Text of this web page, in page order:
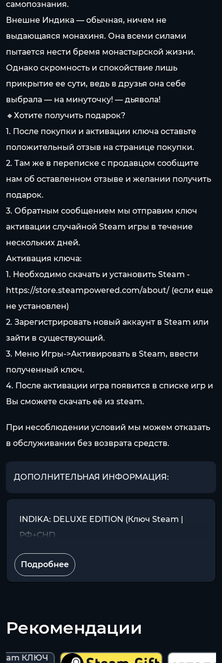
самопознания.
Внешне Индика — обычная, ничем не
выдающаяся монахиня. Она всеми силами
пытается нести бремя монастырской жизни.
Однако скромность и спокойствие лишь
прикрытие ее сути, ведь в друзья она себе
выбрала — на минуточку! — дьявола!
🔸Хотите получить подарок?
1. После покупки и активации ключа оставьте
положительный отзыв на странице покупки.
2. Там же в переписке с продавцом сообщите
нам об оставленном отзыве и желании получить
подарок.
3. Обратным сообщением мы отправим ключ
активации случайной Steam игры в течение
нескольких дней.
Активация ключа:
1. Необходимо скачать и установить Steam -
https://store.steampowered.com/about/ (если еще
не установлен)
2. Зарегистрировать новый аккаунт в Steam или
зайти в существующий.
3. Меню Игры->Активировать в Steam, ввести
полученный ключ.
4. После активации игра появится в списке игр и
Вы сможете скачать её из steam.
При несоблюдении условий мы можем отказать
в обслуживании без возврата средств.
ДОПОЛНИТЕЛЬНАЯ ИНФОРМАЦИЯ:
INDIKA: DELUXE EDITION (Ключ Steam |
РФ+СНГ)
Подробнее
Рекомендации